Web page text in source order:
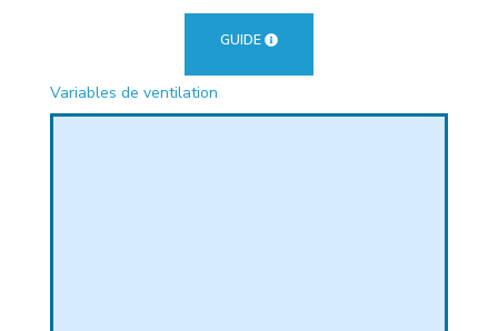
GUIDE
Variables de ventilation